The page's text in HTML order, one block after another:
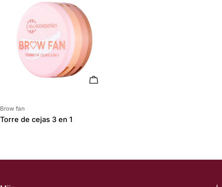
ELIGE OPCIONES
Proveedor:
Brow fan
Torre de cejas 3 en 1